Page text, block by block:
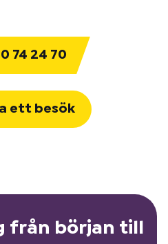
74 24 70
ett besök
från början till